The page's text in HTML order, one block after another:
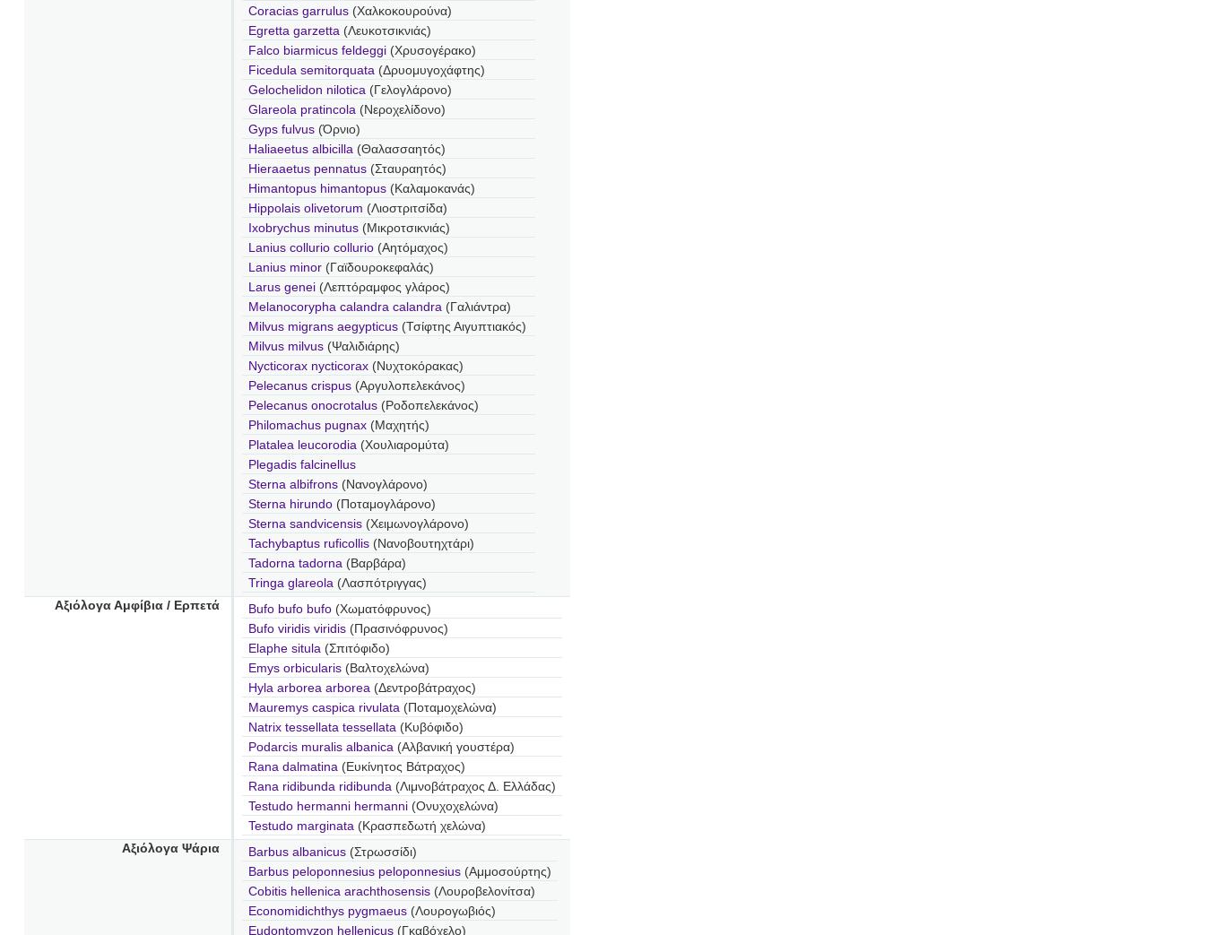
Coracias garrulus (Χαλκοκουρούνα)
Egretta garzetta (Λευκοτσικνιάς)
Falco biarmicus feldeggi(Χρυσογέρακο)
Ficedula semitorquata (Δρυομυγοχάφτης)
Gelochelidon nilotica (Γελογλάρονο)
Glareola pratincola (Νεροχελίδονο)
Gyps fulvus (Όρνιο)
Haliaeetus albicilla (Θαλασσαητός)
Hieraaetus pennatus (Σταυραητός)
Himantopus himantopus (Καλαμοκανάς)
Hippolais olivetorum (Λιοστριτσίδα)
Ixobrychus minutus (Μικροτσικνιάς)
Lanius collurio collurio(Αητόμαχος)
Lanius minor (Γαϊδουροκεφαλάς)
Larus genei (Λεπτόραμφος γλάρος)
Melanocorypha calandra calandra(Γαλιάντρα)
Milvus migrans aegypticus(Τσίφτης Αιγυπτιακός)
Milvus milvus (Ψαλιδιάρης)
Nycticorax nycticorax (Νυχτοκόρακας)
Pelecanus crispus (Αργυλοπελεκάνος)
Pelecanus onocrotalus (Ροδοπελεκάνος)
Philomachus pugnax (Μαχητής)
Platalea leucorodia (Χουλιαρομύτα)
Plegadis falcinellus
Sterna albifrons (Νανογλάρονο)
Sterna hirundo (Ποταμογλάρονο)
Sterna sandvicensis (Χειμωνογλάρονο)
Tachybaptus ruficollis (Νανοβουτηχτάρι)
Tadorna tadorna (Βαρβάρα)
Tringa glareola (Λασπότριγγας)
Αξιόλογα Αμφίβια / Ερπετά
Bufo bufo bufo(Χωματόφρυνος)
Bufo viridis viridis(Πρασινόφρυνος)
Elaphe situla (Σπιτόφιδο)
Emys orbicularis (Βαλτοχελώνα)
Hyla arborea arborea(Δεντροβάτραχος)
Mauremys caspica rivulata(Ποταμοχελώνα)
Natrix tessellata tessellata(Κυβόφιδο)
Podarcis muralis albanica(Αλβανική γουστέρα)
Rana dalmatina (Ευκίνητος Βάτραχος)
Rana ridibunda ridibunda(Λιμνοβάτραχος Δ. Ελλάδας)
Testudo hermanni hermanni(Ονυχοχελώνα)
Testudo marginata (Κρασπεδωτή χελώνα)
Αξιόλογα Ψάρια
Barbus albanicus (Στρωσσίδι)
Barbus peloponnesius peloponnesius(Αμμοσούρτης)
Cobitis hellenica arachthosensis(Λουροβελονίτσα)
Economidichthys pygmaeus (Λουρογωβιός)
Eudontomyzon hellenicus (Γκαβόχελο)